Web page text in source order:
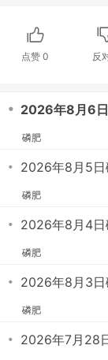
点赞0 反
・ 2026年8月6
磷肥
・ 2026年8月5日
磷肥
・ 2026年8月4日
磷肥
・ 2026年8月3日
磷肥
・ 2026年7月28